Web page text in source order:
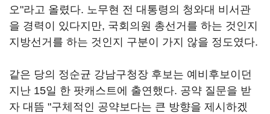
오"라고 올렸다. 노무현 전 대통령의 청와대 비서관
을 경력이 있다지만, 국회의원 총선거를 하는 것인지
지방선거를 하는 것인지 구분이 가지 않을 정도였다.
같은 당의 정순균 강남구청장 후보는 예비후보이던
지난 15일 한 팟캐스트에 출연했다. 공약 질문을 받
자 대뜸 "구체적인 공약보다는 큰 방향을 제시하겠